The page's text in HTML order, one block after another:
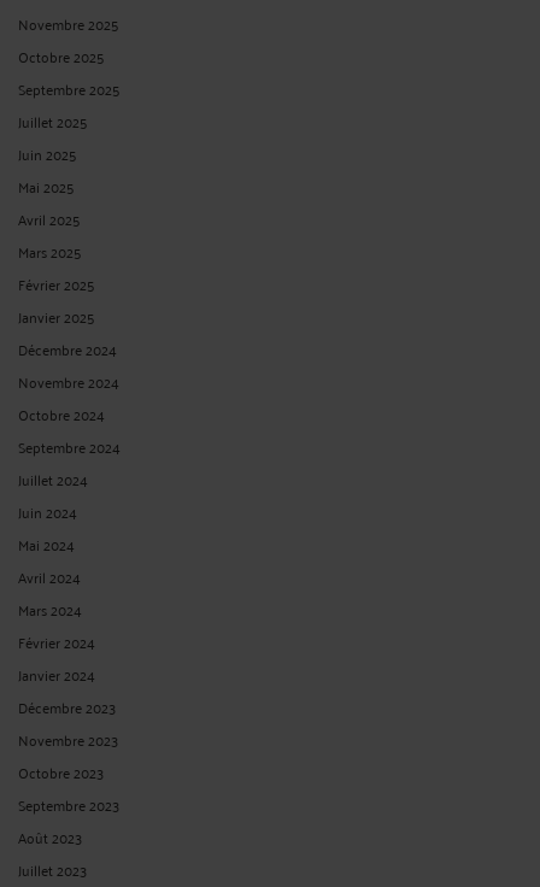
Novembre 2025
Octobre 2025
Septembre 2025
Juillet 2025
Juin 2025
Mai 2025
Avril 2025
Mars 2025
Février 2025
Janvier 2025
Décembre 2024
Novembre 2024
Octobre 2024
Septembre 2024
Juillet 2024
Juin 2024
Mai 2024
Avril 2024
Mars 2024
Février 2024
Janvier 2024
Décembre 2023
Novembre 2023
Octobre 2023
Septembre 2023
Août 2023
Juillet 2023